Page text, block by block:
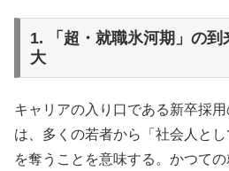
1. 「超・就職氷河期」の
大
キャリアの入り口である新卒採
は、多くの若者から「社会人とし
を奪うことを意味する。かつて